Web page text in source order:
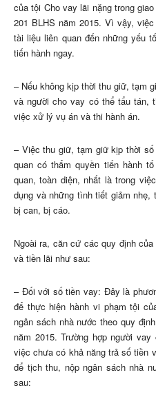
của tội Cho vay lãi nặng trong
201 BLHS năm 2015. Vì vậy,
tài liệu liên quan đến những yếu
tiến hành ngay.
– Nếu không kịp thời thu giữ, tạm
và người cho vay có thể tẩu tán,
việc xử lý vụ án và thi hành án.
– Việc thu giữ, tạm giữ kịp thời
quan có thẩm quyền tiến hành
quan, toàn diện, nhất là trong
dụng và những tình tiết giảm
bị can, bị cáo.
Ngoài ra, căn cứ các quy định
và tiền lãi như sau:
– Đối với số tiền vay: Đây là
để thực hiện hành vi phạm tội
ngân sách nhà nước theo quy
năm 2015. Trường hợp người
việc chưa có khả năng trả số tiền
để tịch thu, nộp ngân sách nhà
sau: